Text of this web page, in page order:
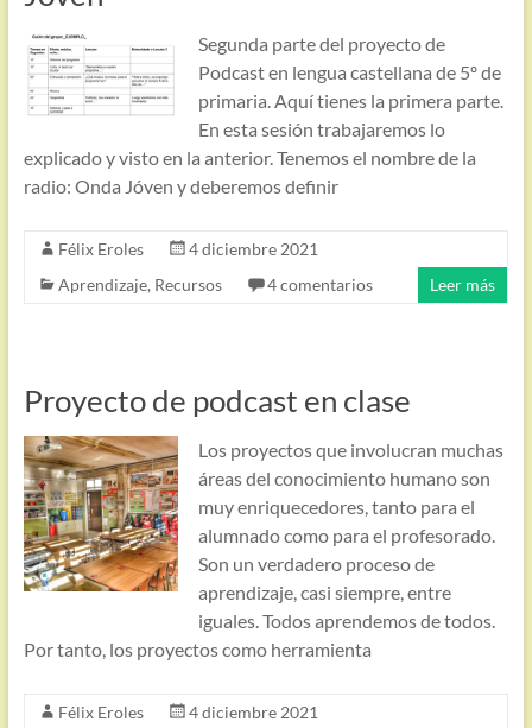
Segunda parte del proyecto de
Podcast en lengua castellana de 5º de
primaria. Aquí tienes la primera parte.
En esta sesión trabajaremos lo
explicado y visto en la anterior. Tenemos el nombre de la
radio: Onda Jóven y deberemos definir
Félix Eroles
4 diciembre 2021
Aprendizaje, Recursos 4 comentarios Leer más
Proyecto de podcast en clase
Los proyectos que involucran muchas
áreas del conocimiento humano son
muy enriquecedores, tanto para el
alumnado como para el profesorado.
Son un verdadero proceso de
aprendizaje, casi siempre, entre
iguales. Todos aprendemos de todos.
Por tanto, los proyectos como herramienta
Félix Eroles
4 diciembre 2021